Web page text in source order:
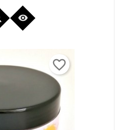

favorite_border